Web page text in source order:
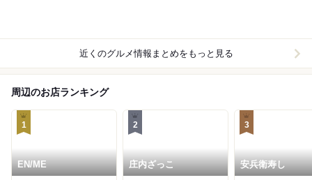
近くのグルメ情報まとめをもっと見る
周辺のお店ランキング
1
EN/ME
2
庄内ざっこ
3
安兵衛寿し